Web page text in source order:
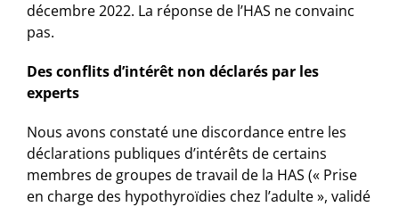
décembre 2022. La réponse de l’HAS ne convainc
pas.
Des conflits d’intérêt non déclarés par les
experts
Nous avons constaté une discordance entre les
déclarations publiques d’intérêts de certains
membres de groupes de travail de la HAS (« Prise
en charge des hypothyroïdies chez l’adulte », validé